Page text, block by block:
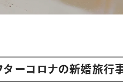
ターコロナの新婚旅行